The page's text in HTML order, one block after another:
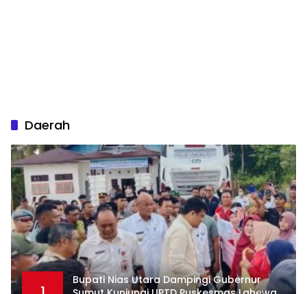
Daerah
Bupati Nias Utara Dampingi Gubernur